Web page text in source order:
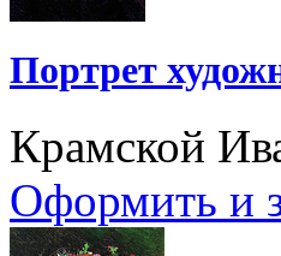
Портрет
Крамской
Оформить и